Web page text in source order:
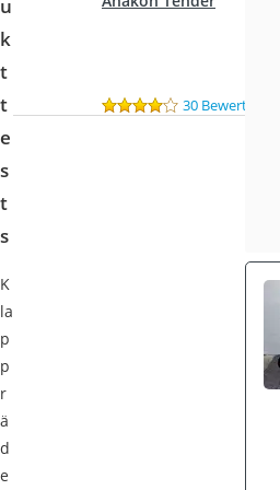
u
k
t
t
e
s
t
s
30 Bewertungen
K
la
p
p
r
ä
d
e